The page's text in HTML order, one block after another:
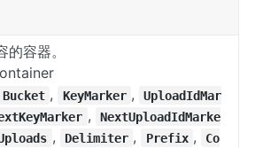
的容器。
Bucket , KeyMarker ,
UploadIdMar
,
NextUploadIdMarke
, Delimiter , Prefix ,
Co